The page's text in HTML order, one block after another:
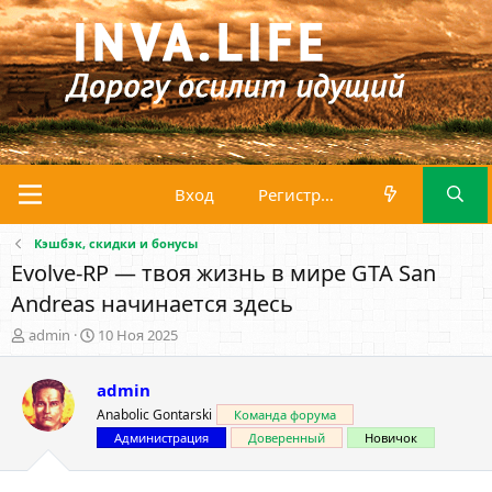
Вход Регистрация
Кэшбэк, скидки и бонусы
Evolve-RP — твоя жизнь в мире GTA San
Andreas начинается здесь
А
в
о
р
т
м
admin
Д
а
а
н
а
ч
а
10 Ноя 2025
admin
Anabolic Gontarski
Команда форума
Администрация
Доверенный Новичок